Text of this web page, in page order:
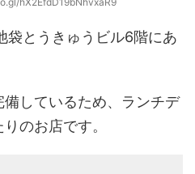
袋とうきゅうビル6階にあ
しているため、ランチデ
のお店です。